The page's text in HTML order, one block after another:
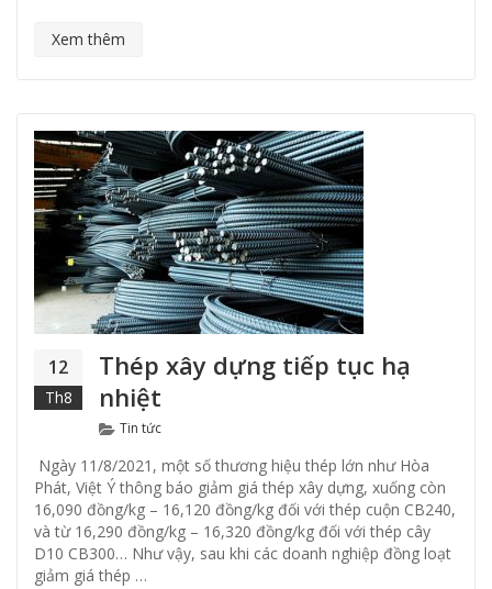
Xem thêm
12
Th8
Thép xây dựng tiếp tục hạ
nhiệt
Categories
Tin tức
Ngày 11/8/2021, một số thương hiệu thép lớn như Hòa
Phát, Việt Ý thông báo giảm giá thép xây dựng, xuống còn
16,090 đồng/kg – 16,120 đồng/kg đối với thép cuộn CB240,
và từ 16,290 đồng/kg – 16,320 đồng/kg đối với thép cây
D10 CB300… Như vậy, sau khi các doanh nghiệp đồng loạt
giảm giá thép …